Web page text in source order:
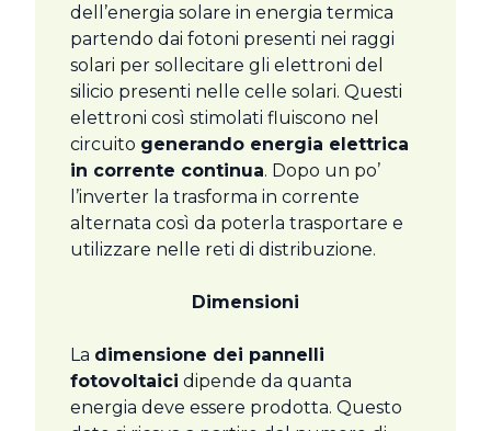
dell’energia solare in energia termica
partendo dai fotoni presenti nei raggi
solari per sollecitare gli elettroni del
silicio presenti nelle celle solari. Questi
elettroni così stimolati fluiscono nel
circuito generando energia elettrica
in corrente continua. Dopo un po’
l’inverter la trasforma in corrente
alternata così da poterla trasportare e
utilizzare nelle reti di distribuzione.
Dimensioni
La dimensione dei pannelli
fotovoltaici dipende da quanta
energia deve essere prodotta. Questo